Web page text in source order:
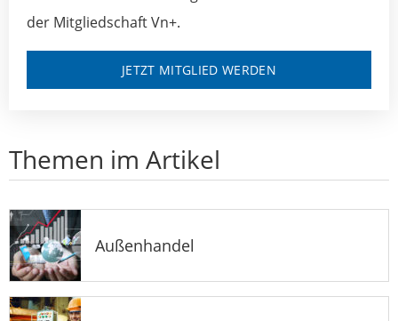
der Mitgliedschaft Vn+.
JETZT MITGLIED WERDEN
Themen im Artikel
Außenhandel